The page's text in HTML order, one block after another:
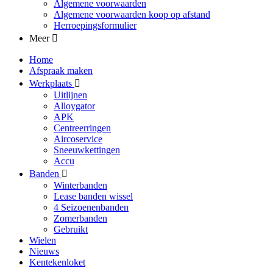
Algemene voorwaarden
Algemene voorwaarden koop op afstand
Herroepingsformulier
Meer
Home
Afspraak maken
Werkplaats
Uitlijnen
Alloygator
APK
Centreerringen
Aircoservice
Sneeuwkettingen
Accu
Banden
Winterbanden
Lease banden wissel
4 Seizoenenbanden
Zomerbanden
Gebruikt
Wielen
Nieuws
Kentekenloket